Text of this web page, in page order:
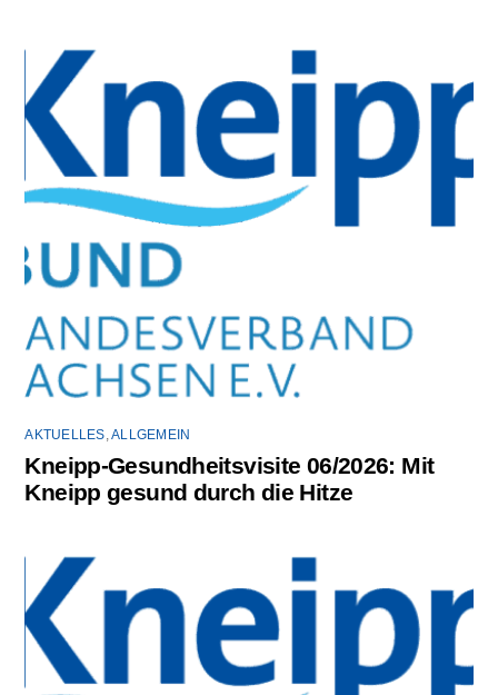
AKTUELLES,ALLGEMEIN
Kneipp-Gesundheitsvisite 06/2026: Mit
Kneipp gesund durch die Hitze